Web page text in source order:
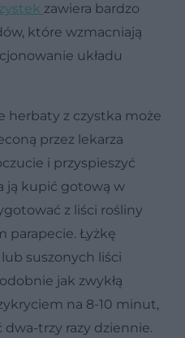
zawiera bardzo
które wzmacniają
układu
herbaty z czystka może
przez lekarza
i przyspieszyć
ją kupić gotową w
z liści rośliny
parapecie. Łyżkę
suszonych liści
jak zwykłą
na 8-10 minut,
trzy razy dziennie.